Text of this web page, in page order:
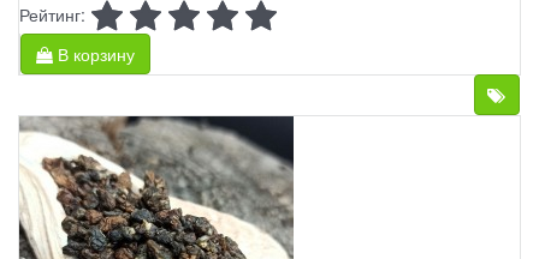
Рейтинг:
В корзину